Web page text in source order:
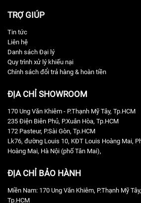
TRỢ GIÚP
Tin tức
Liên hệ
Danh sách Đại lý
Quy trình xử lý khiếu nại
Chính sách đổi trả hàng & hoàn tiền
ĐỊA CHỈ SHOWROOM
170 Ung Văn Khiêm - P.Thạnh Mỹ Tây, Tp.HCM
235 Điện Biên Phủ, P.Xuân Hòa, Tp.HCM
172 Pasteur, P.Sài Gòn, Tp.HCM
Lk76, đường Louis 10, KĐT Louis Hoàng Mai,
Hoàng Mai, Hà Nội (phố Tân Mai),
ĐỊA CHỈ BẢO HÀNH
Miền Nam: 170 Ung Văn Khiêm, P.Thạnh Mỹ Tây,
Tp.HCM